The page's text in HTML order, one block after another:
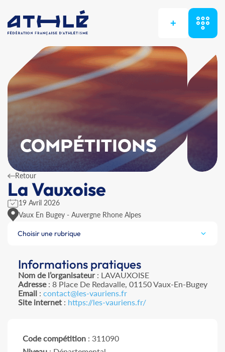
+
COMPÉTITIONS
Retour
La Vauxoise
19 Avril 2026
Vaux En Bugey - Auvergne Rhone Alpes
Choisir une rubrique
Informations pratiques
Nom de l’organisateur: LAVAUXOISE
Adresse: 8 Place De Redavalle, 01150 Vaux-En-Bugey
Email: contact@les-vauriens.fr
Site internet: https://les-vauriens.fr/
Code compétition : 311090